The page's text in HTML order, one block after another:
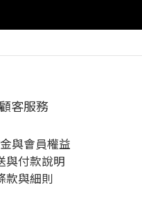
客服務
與會員權益
與付款說明
款與細則